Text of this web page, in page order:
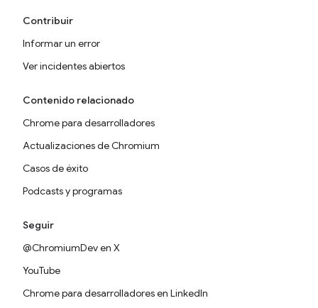
Contribuir
Informar un error
Ver incidentes abiertos
Contenido relacionado
Chrome para desarrolladores
Actualizaciones de Chromium
Casos de éxito
Podcasts y programas
Seguir
@ChromiumDev en X
YouTube
Chrome para desarrolladores en LinkedIn